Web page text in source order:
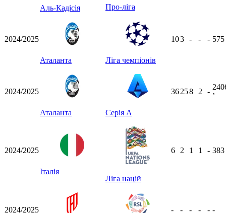
Аль-Кадісія Про-ліга
2024/2025
Аталанта Ліга чемпіонів
103 - - - 575
2024/2025
Аталанта Серія А
36258 2 -
ʼ
2024/2025
Італія
Ліга націй
6 2 1 1 - 383
2024/2025 - - - - - -